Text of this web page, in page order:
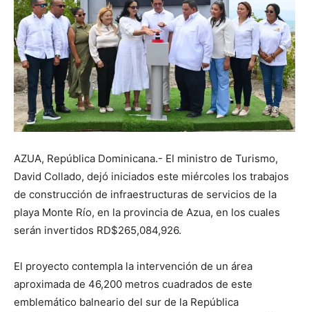
AZUA, República Dominicana.- El ministro de Turismo,
David Collado, dejó iniciados este miércoles los trabajos
de construcción de infraestructuras de servicios de la
playa Monte Río, en la provincia de Azua, en los cuales
serán invertidos RD$265,084,926.
El proyecto contempla la intervención de un área
aproximada de 46,200 metros cuadrados de este
emblemático balneario del sur de la República